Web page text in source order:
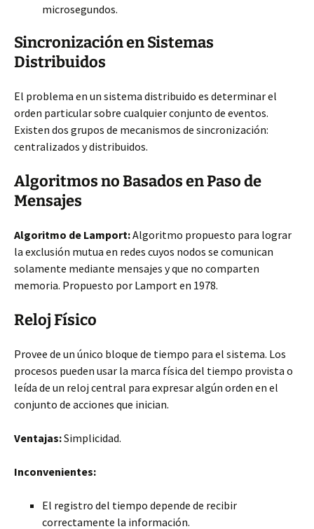
microsegundos.
Sincronización en Sistemas
Distribuidos
El problema en un sistema distribuido es determinar el
orden particular sobre cualquier conjunto de eventos.
Existen dos grupos de mecanismos de sincronización:
centralizados y distribuidos.
Algoritmos no Basados en Paso de
Mensajes
Algoritmo de Lamport:Algoritmo propuesto para lograr
la exclusión mutua en redes cuyos nodos se comunican
solamente mediante mensajes y que no comparten
memoria. Propuesto por Lamport en 1978.
Reloj Físico
Provee de un único bloque de tiempo para el sistema. Los
procesos pueden usar la marca física del tiempo provista o
leída de un reloj central para expresar algún orden en el
conjunto de acciones que inician.
Ventajas:Simplicidad.
Inconvenientes:
El registro del tiempo depende de recibir
correctamente la información.